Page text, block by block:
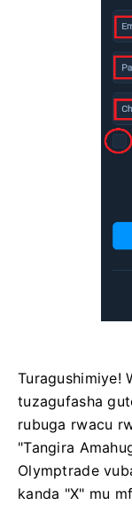
Turagushimiye!
tuzagufasha
rubuga rwacu
"Tangira
Olymptrade
kanda "X" mu